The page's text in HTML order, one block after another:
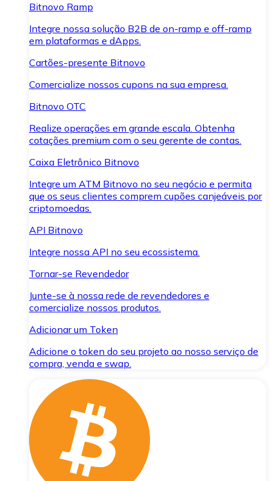
Bitnovo Ramp
Integre nossa solução B2B de on-ramp e off-ramp
em plataformas e dApps.
Cartões-presente Bitnovo
Comercialize nossos cupons na sua empresa.
Bitnovo OTC
Realize operações em grande escala. Obtenha
cotações premium com o seu gerente de contas.
Caixa Eletrônico Bitnovo
Integre um ATM Bitnovo no seu negócio e permita
que os seus clientes comprem cupões canjeáveis por
criptomoedas.
API Bitnovo
Integre nossa API no seu ecossistema.
Tornar-se Revendedor
Junte-se à nossa rede de revendedores e
comercialize nossos produtos.
Adicionar um Token
Adicione o token do seu projeto ao nosso serviço de
compra, venda e swap.